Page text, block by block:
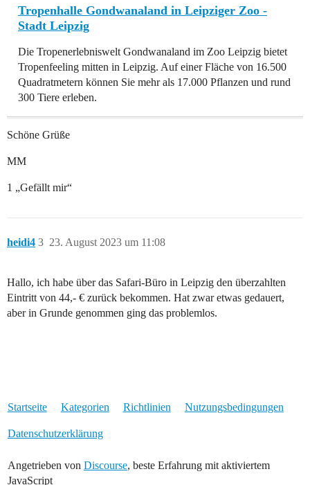
Tropenhalle Gondwanaland in Leipziger Zoo -
Stadt Leipzig
Die Tropenerlebniswelt Gondwanaland im Zoo Leipzig bietet
Tropenfeeling mitten in Leipzig. Auf einer Fläche von 16.500
Quadratmetern können Sie mehr als 17.000 Pflanzen und rund
300 Tiere erleben.
Schöne Grüße
MM
1 „Gefällt mir“
heidi4 23. August 2023 um 11:08
3
Hallo, ich habe über das Safari-Büro in Leipzig den überzahlten
Eintritt von 44,- € zurück bekommen. Hat zwar etwas gedauert,
aber in Grunde genommen ging das problemlos.
Startseite Kategorien Richtlinien Nutzungsbedingungen
Datenschutzerklärung
Angetrieben von Discourse, beste Erfahrung mit aktiviertem
JavaScript